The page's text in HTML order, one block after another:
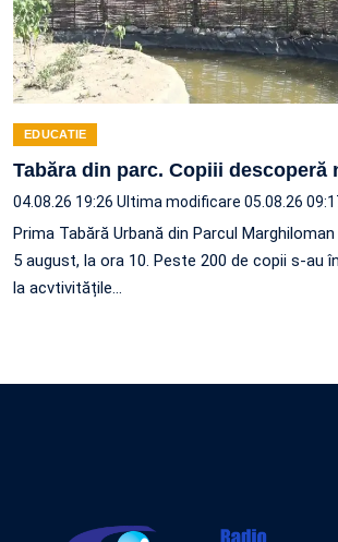
EDUCATIE
Tabăra din parc. Copiii descoperă
04.08.26 19:26 Ultima modificare 05.08.26
Prima Tabără Urbană din Parcul
5 august, la ora 10. Peste 200 de copii s-au
la acvtivitățile…